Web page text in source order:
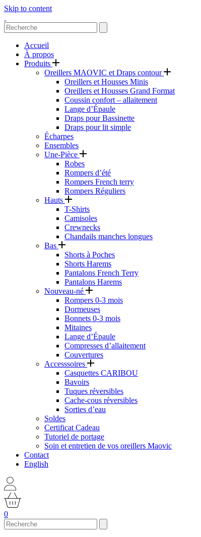
Skip to content
Accueil
À propos
Produits
Oreillers MAOVIC et Draps contour
Oreillers et Housses Minis
Oreillers et Housses Grand Format
Coussin confort – allaitement
Lange d’Épaule
Draps pour Bassinette
Draps pour lit simple
Écharpes
Ensembles
Une-Pièce
Robes
Rompers d’été
Rompers French terry
Rompers Réguliers
Hauts
T-Shirts
Camisoles
Crewnecks
Chandails manches longues
Bas
Shorts à Poches
Shorts Harems
Pantalons French Terry
Pantalons Harems
Nouveau-né
Rompers 0-3 mois
Dormeuses
Bonnets 0-3 mois
Mitaines
Lange d’Épaule
Compresses d’allaitement
Couvertures
Accesssoires
Casquettes CARIBOU
Bavoirs
Tuques réversibles
Cache-cous réversibles
Sorties d’eau
Soldes
Certificat Cadeau
Tutoriel de portage
Soin et entretien de vos oreillers Maovic
Contact
English
0